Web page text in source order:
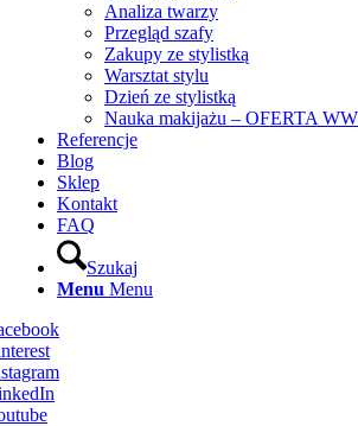
Analiza twarzy
Przegląd szafy
Zakupy ze stylistką
Warsztat stylu
Dzień ze stylistką
Nauka makijażu – OFERTA
Referencje
Blog
Sklep
Kontakt
FAQ
Szukaj
Menu Menu